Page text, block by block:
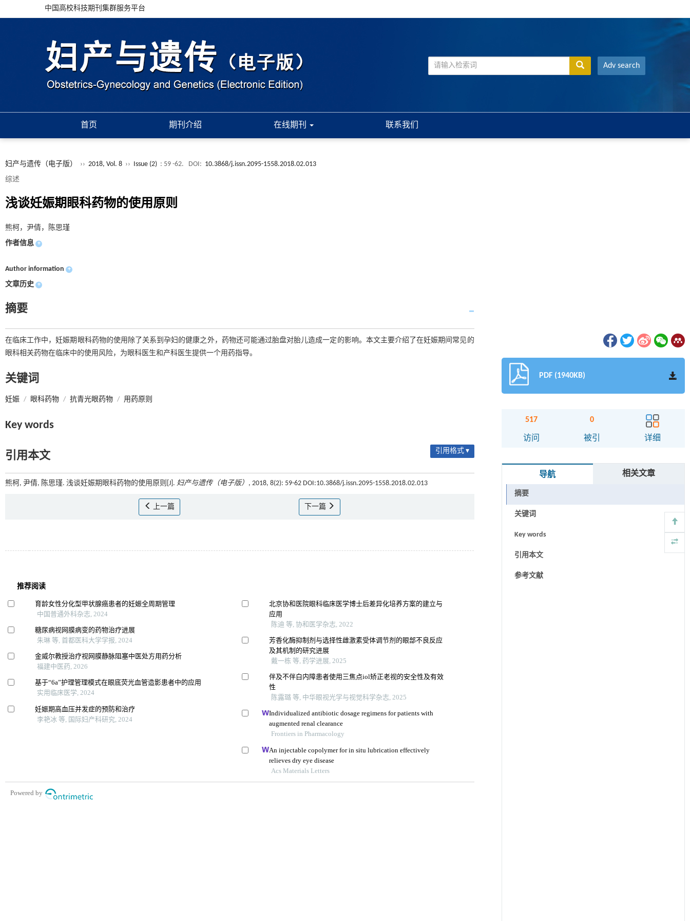
中国高校科技期刊集群服务平台
Adv search
首页 期刊介绍 在线期刊 联系我们
妇产与遗传（电子版） ›› 2018, Vol. 8 ›› Issue (2) : 59 -62. DOI: 10.3868/j.issn.2095-1558.2018.02.013
综述
浅谈妊娠期眼科药物的使用原则
熊柯，尹倩，陈思瑾
作者信息 +
Author information +
文章历史 +
摘要
在临床工作中，妊娠期眼科药物的使用除了关系到孕妇的健康之外，药物还可能通过胎盘对胎儿造成一定的影响。本文主要介绍了在妊娠期间常见的
眼科相关药物在临床中的使用风险，为眼科医生和产科医生提供一个用药指导。
关键词
妊娠 / 眼科药物 / 抗青光眼药物 / 用药原则
Key words
引用本文 引用格式 ▾
熊柯, 尹倩, 陈思瑾. 浅谈妊娠期眼科药物的使用原则[J]. 妇产与遗传（电子版） , 2018, 8(2): 59-62 DOI:10.3868/j.issn.2095-1558.2018.02.013
上一篇 下一篇
PDF (1940KB)
517
访问
0
被引 详细
导航 相关文章
摘要
关键词
Key words
引用本文
参考文献